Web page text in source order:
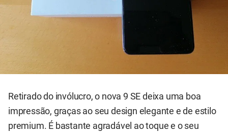
Retirado do invólucro, o nova 9 SE deixa uma boa
impressão, graças ao seu design elegante e de estilo
premium. É bastante agradável ao toque e o seu